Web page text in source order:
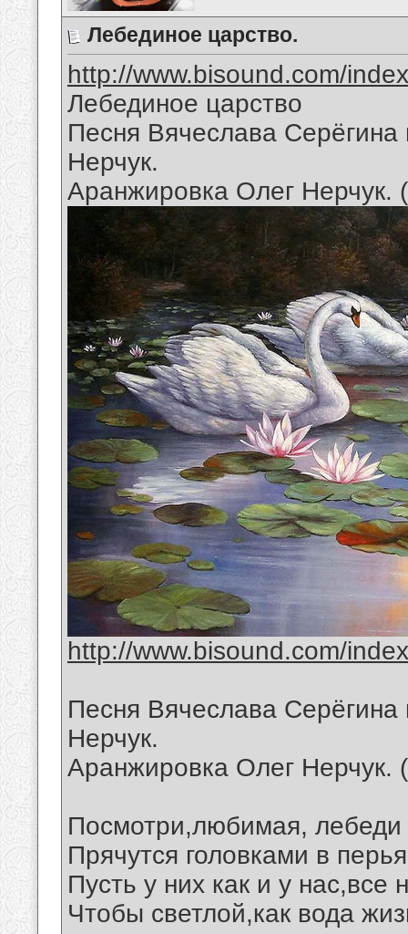
Лебединое царство.
http://www.bisound.com/
Лебединое царство
Песня Вячеслава
Нерчук.
Аранжировка Олег Нерчук.
http://www.bisound.com/
Песня Вячеслава
Нерчук.
Аранжировка Олег Нерчук.
Посмотри,любимая, лебеди
Прячутся головками в
Пусть у них как и у нас,все
Чтобы светлой,как вода